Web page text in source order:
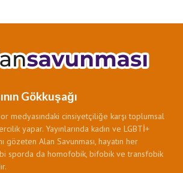
Gökkuşağı
medyasındaki cinsiyetçiliğe karşı toplumsal
yapar. Yayınlarında kadın ve LGBTİ+
gözeten Alan Savunması, hayatın her
sporda da homofobik, bifobik ve transfobik